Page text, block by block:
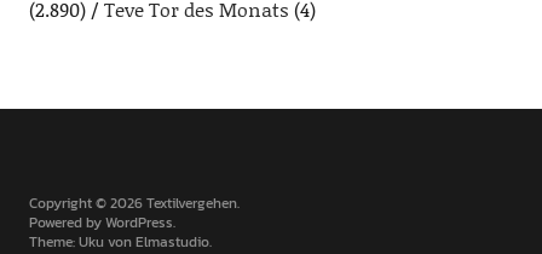
(2.890)
Teve Tor des Monats (4)
Copyright © 2026 Textilvergehen
Powered byWordPress
Theme: Uku vonElmastudio